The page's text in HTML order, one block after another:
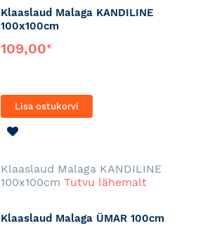
Klaaslaud Malaga KANDILINE
100x100cm
109,00€
Lisa ostukorvi
Klaaslaud Malaga KANDILINE
100x100cm Tutvu lähemalt
Klaaslaud Malaga ÜMAR 100cm